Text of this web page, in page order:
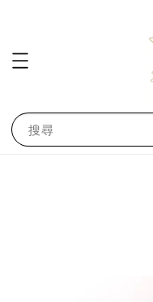
搜尋